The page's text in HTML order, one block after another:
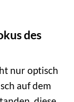
des
nur optisch
auf dem